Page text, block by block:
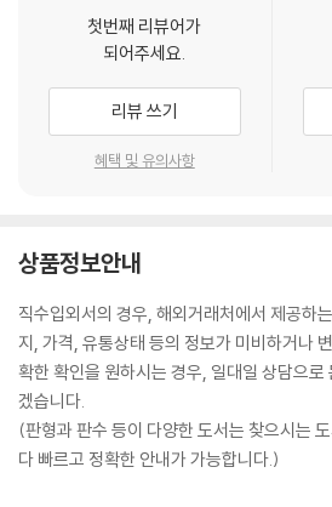
첫번째 리뷰어가
되어주세요.
리뷰 쓰기
혜택 및 유의사항
상품정보안내
직수입외서의 경우, 해외거래처에서 제공하
지, 가격, 유통상태 등의 정보가 미비하거나
확한 확인을 원하시는 경우, 일대일 상담으로
겠습니다.
(판형과 판수 등이 다양한 도서는 찾으시는
다 빠르고 정확한 안내가 가능합니다.)